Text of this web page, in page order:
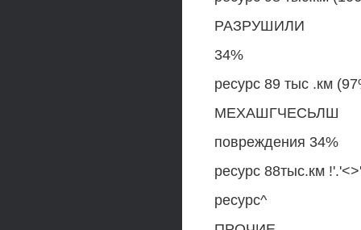
РАЗРУШИЛИ
34%
ресурс 89 тыс .км
МЕХАШГЧЕСЬЛШ
повреждения 34%
ресурс 88тыс.км
ресурс^